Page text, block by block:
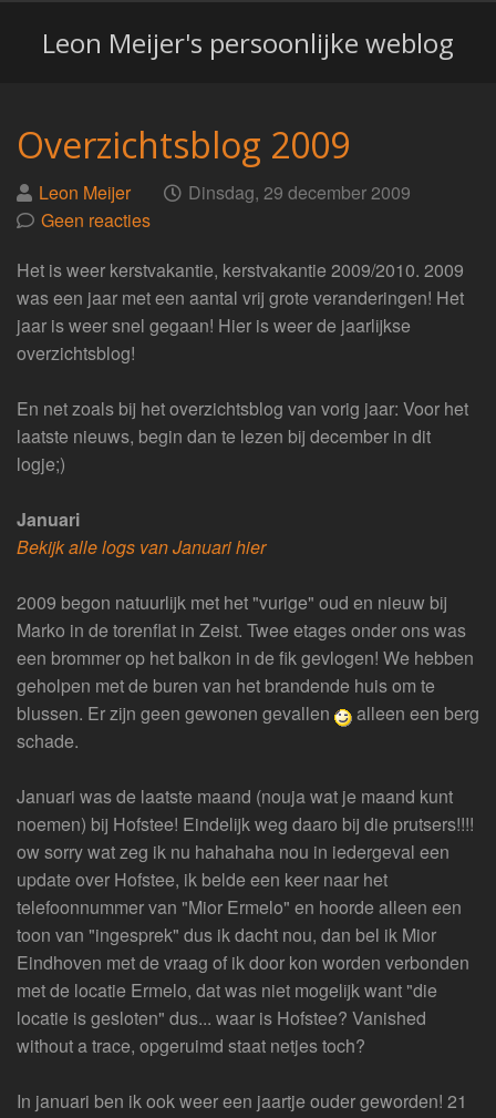
Leon Meijer's persoonlijke weblog
Overzichtsblog 2009
Geplaatst
door
Leon Meijer op Dinsdag, 29 december 2009
Geen reacties
Het is weer kerstvakantie, kerstvakantie 2009/2010. 2009
was een jaar met een aantal vrij grote veranderingen! Het
jaar is weer snel gegaan! Hier is weer de jaarlijkse
overzichtsblog!
En net zoals bij het overzichtsblog van vorig jaar: Voor het
laatste nieuws, begin dan te lezen bij december in dit
logje;)
Januari
Bekijk alle logs van Januari hier
2009 begon natuurlijk met het "vurige" oud en nieuw bij
Marko in de torenflat in Zeist. Twee etages onder ons was
een brommer op het balkon in de fik gevlogen! We hebben
geholpen met de buren van het brandende huis om te
blussen. Er zijn geen gewonen gevallen
alleen een berg
schade.
Januari was de laatste maand (nouja wat je maand kunt
noemen) bij Hofstee! Eindelijk weg daaro bij die prutsers!!!!
ow sorry wat zeg ik nu hahahaha nou in iedergeval een
update over Hofstee, ik belde een keer naar het
telefoonnummer van "Mior Ermelo" en hoorde alleen een
toon van "ingesprek" dus ik dacht nou, dan bel ik Mior
Eindhoven met de vraag of ik door kon worden verbonden
met de locatie Ermelo, dat was niet mogelijk want "die
locatie is gesloten" dus... waar is Hofstee? Vanished
without a trace, opgeruimd staat netjes toch?
In januari ben ik ook weer een jaartje ouder geworden! 21